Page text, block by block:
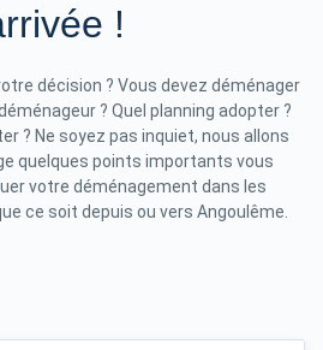
!
décision ? Vous devez déménager
? Quel planning adopter ?
? Ne soyez pas inquiet, nous allons
quelques points importants vous
votre déménagement dans les
ce soit depuis ou vers Angoulême.